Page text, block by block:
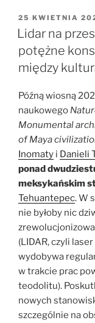
z
tymi
madre
czy
OPUBLIKOWANE
W
25 KWIETNIA
Lidar na
potężne
między
Późną wiosną
naukowego
Monumental
of Maya
Inomaty i Danieli
ponad
meksykańskim
Tehuantepec. W
nie byłoby nic
(LIDAR, czyli
wydobywa
w trakcie prac
teodolitu).
nowych
szczególnie na